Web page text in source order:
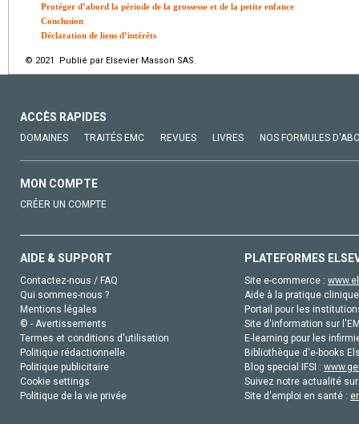
Protéger d’abord la période de la grossesse et de la petite enfance
Conclusion
Déclaration de liens d’intérêts
© 2021 Publié par Elsevier Masson SAS.
ACCÈS RAPIDES
DOMAINES TRAITÉS EMC REVUES LIVRES NOS FORMULES
MON COMPTE
CRÉER UN COMPTE
AIDE & SUPPORT
Contactez-nous / FAQ
Qui sommes-nous ?
Mentions légales
© - Avertissements
Termes et conditions d'utilisation
Politique rédactionnelle
Politique publicitaire
Cookie settings
Politique de la vie privée
PLATEFORMES
Site e-commerce :
Aide à la pratique
Portail pour les
Site d'information sur
E-learning pour les
Bibliothèque d'e-books
Blog special IFSI :
Suivez notre actualité
Site d'emploi en santé :